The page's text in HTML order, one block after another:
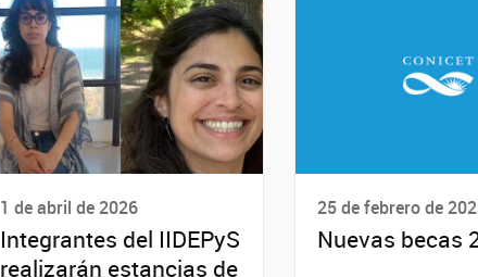
1 de abril de 2026
Integrantes del IIDEPyS
realizarán estancias de
25 de febrero de
Nuevas becas